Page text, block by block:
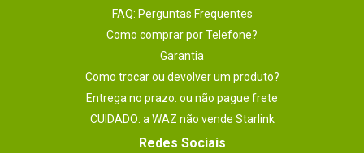
FAQ: Perguntas Frequentes
Como comprar por Telefone?
Garantia
Como trocar ou devolver um produto?
Entrega no prazo: ou não pague frete
CUIDADO: a WAZ não vende Starlink
Redes Sociais